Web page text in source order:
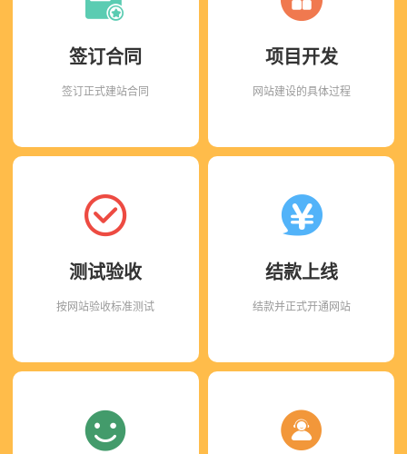
签订合同
签订正式建站合同
项目开发
网站建设的具体过程
测试验收
按网站验收标准测试
结款上线
结款并正式开通网站